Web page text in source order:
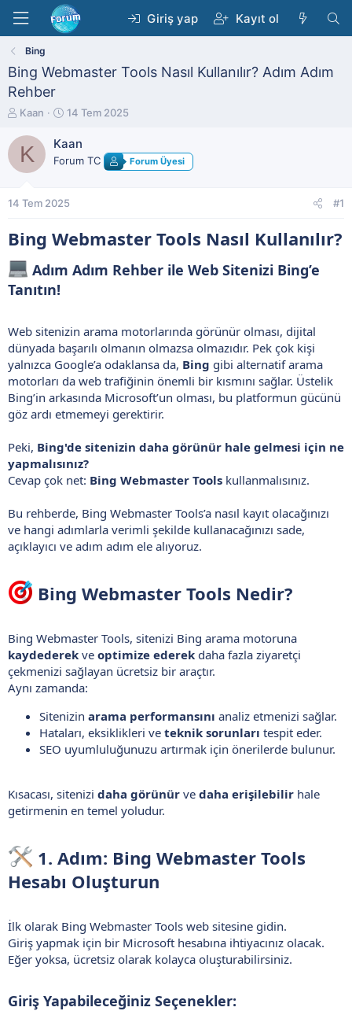
Giriş yap Kayıt ol
Bing
Bing Webmaster Tools Nasıl Kullanılır? Adım Adım
Rehber
K
n
b
u
b
ş
a
t
a
Kaan
B
ş
a
g
ı
t
r
14 Tem 2025
K Kaan
Forum TC Forum Üyesi
14 Tem 2025 #1
Bing Webmaster Tools Nasıl Kullanılır?​
Adım Adım Rehber ile Web Sitenizi Bing’e
Tanıtın!​
Web sitenizin arama motorlarında görünür olması, dijital
dünyada başarılı olmanın olmazsa olmazıdır. Pek çok kişi
yalnızca Google’a odaklansa da, Bing gibi alternatif arama
motorları da web trafiğinin önemli bir kısmını sağlar. Üstelik
Bing’in arkasında Microsoft’un olması, bu platformun gücünü
göz ardı etmemeyi gerektirir.
Peki, Bing'de sitenizin daha görünür hale gelmesi için ne
yapmalısınız?
Cevap çok net: Bing Webmaster Tools kullanmalısınız.
Bu rehberde, Bing Webmaster Tools’a nasıl kayıt olacağınızı
ve hangi adımlarla verimli şekilde kullanacağınızı sade,
açıklayıcı ve adım adım ele alıyoruz.
Bing Webmaster Tools Nedir?​
Bing Webmaster Tools, sitenizi Bing arama motoruna
kaydederek ve optimize ederek daha fazla ziyaretçi
çekmenizi sağlayan ücretsiz bir araçtır.
Aynı zamanda:
Sitenizin arama performansını analiz etmenizi sağlar.
Hataları, eksiklikleri ve teknik sorunları tespit eder.
SEO uyumluluğunuzu artırmak için önerilerde bulunur.
Kısacası, sitenizi daha görünür ve daha erişilebilir hale
getirmenin en temel yoludur.
1. Adım: Bing Webmaster Tools
Hesabı Oluşturun​
İlk olarak Bing Webmaster Tools web sitesine gidin.
Giriş yapmak için bir Microsoft hesabına ihtiyacınız olacak.
Eğer yoksa, ücretsiz olarak kolayca oluşturabilirsiniz.
Giriş Yapabileceğiniz Seçenekler:​